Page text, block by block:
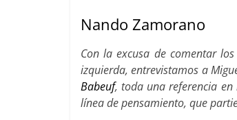
Nando Zamorano
Con la excusa de comentar
izquierda, entrevistamos a
Babeuf, toda una referencia
línea de pensamiento, que